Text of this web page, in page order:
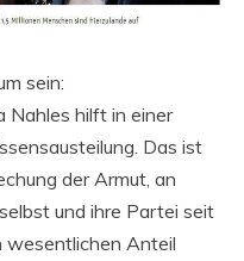
sein:
Nahles hilft in einer
Das ist
der Armut, an
und ihre Partei seit
wesentlichen Anteil